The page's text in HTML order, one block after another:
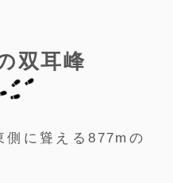
双耳峰
側に聳える877mの